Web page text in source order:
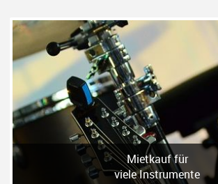
Mietkauf für
viele Instrumente